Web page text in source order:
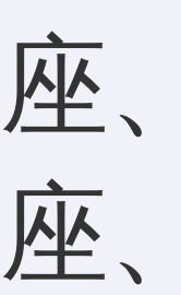
座
座